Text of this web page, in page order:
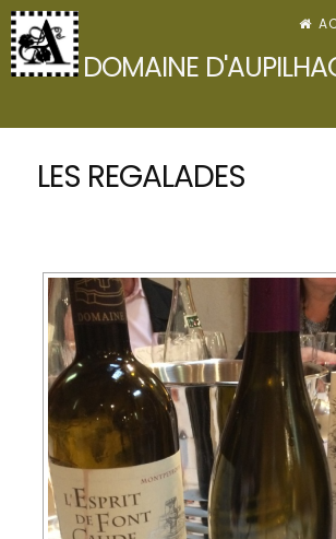
Skip
to
content
DOMAINE
LES REGALADES